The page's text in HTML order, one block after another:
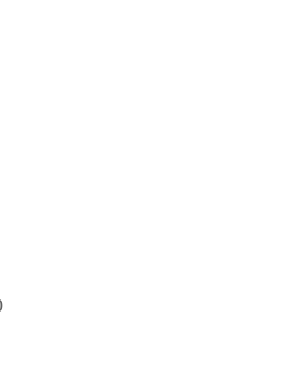
goed op de vorm van
het ademend
is deze sandaal extra